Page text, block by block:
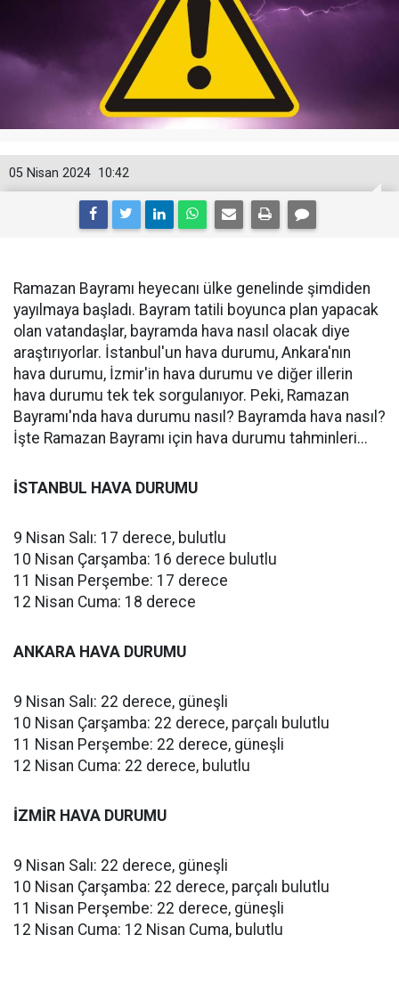
10:42
05 Nisan 2024
Ramazan Bayramı heyecanı ülke genelinde şimdiden
yayılmaya başladı. Bayram tatili boyunca plan yapacak
olan vatandaşlar, bayramda hava nasıl olacak diye
araştırıyorlar. İstanbul'un hava durumu, Ankara'nın
hava durumu, İzmir'in hava durumu ve diğer illerin
hava durumu tek tek sorgulanıyor. Peki, Ramazan
Bayramı'nda hava durumu nasıl? Bayramda hava nasıl?
İşte Ramazan Bayramı için hava durumu tahminleri...
İSTANBUL HAVA DURUMU
9 Nisan Salı: 17 derece, bulutlu
10 Nisan Çarşamba: 16 derece bulutlu
11 Nisan Perşembe: 17 derece
12 Nisan Cuma: 18 derece
ANKARA HAVA DURUMU
9 Nisan Salı: 22 derece, güneşli
10 Nisan Çarşamba: 22 derece, parçalı bulutlu
11 Nisan Perşembe: 22 derece, güneşli
12 Nisan Cuma: 22 derece, bulutlu
İZMİR HAVA DURUMU
9 Nisan Salı: 22 derece, güneşli
10 Nisan Çarşamba: 22 derece, parçalı bulutlu
11 Nisan Perşembe: 22 derece, güneşli
12 Nisan Cuma: 12 Nisan Cuma, bulutlu